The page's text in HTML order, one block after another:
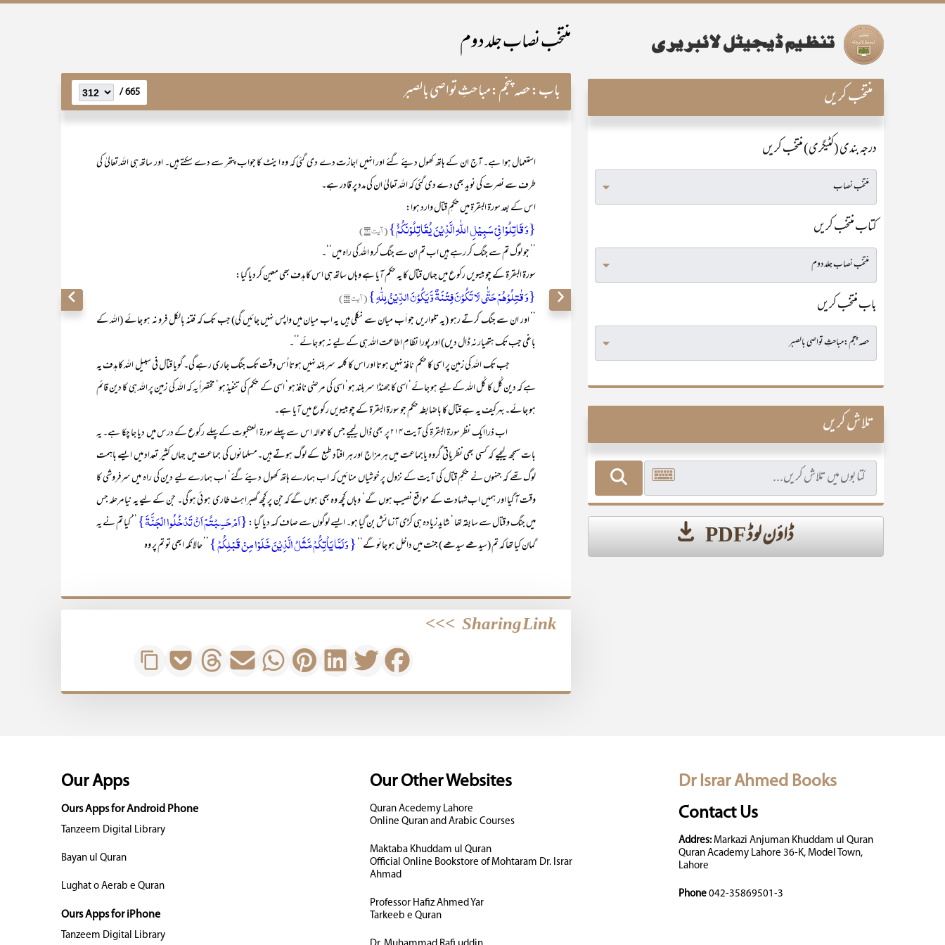
منتخب نصاب جلد دوم
باب:حصہ پنجم:مباحثِ تواصی بالصبر 665 /
استعمال ہوا ہے۔ آج ان کے ہاتھ کھول دیئے گئے اور انہیں اجازت دے دی گئی کہ وہ اینٹ کا جواب پتھر سے دے سکتے ہیں۔ اور ساتھ ہی اللہ تعالیٰ کی
طرف سے نصرت کی نوید بھی دے دی گئی کہ اللہ تعالیٰ ان کی مدد پر قادر ہے۔
اس کے بعد سورۃ البقرۃ میں حکمِ قتال وارد ہوا:
{وَ قَاتِلُوۡا فِیۡ سَبِیۡلِ اللّٰہِ الَّذِیۡنَ یُقَاتِلُوۡنَکُمْۡ}(آیت ۱۹۰)
’’ جو لوگ تم سے جنگ کر رہے ہیں اب تم ان سے جنگ کرو اللہ کی راہ میں‘‘۔
سورۃ البقرۃ کے چوبیسویں رکوع میں جہاں قتال کا یہ حکم آیا ہے وہاں ساتھ ہی اس کا ہدف بھی معین کر دیا گیا:
{وَ قٰتِلُوۡہُمۡ حَتّٰی لَا تَکُوۡنَ فِتۡنَۃٌ وَّ یَکُوۡنَ الدِّیۡنُ لِلّٰہِ }(آیت ۱۹۳)
’’ اور ان سے جنگ کرتے رہو (یہ تلواریں جو اَب میان سے نکلی ہیں یہ اب میان میں واپس نہیں جائیں گی) جب تک کہ فتنہ بالکل فرو نہ ہو جائے (اللہ کے
باغی جب تک ہتھیار نہ ڈال دیں) اور پورا نظامِ اطاعت اللہ ہی کے لیے نہ ہو جائے‘‘۔
جب تک اللہ کی زمین پر اسی کا حکم نافذ نہیں ہوتا اور اس کا کلمہ سربلند نہیں ہوتا اُس وقت تک جنگ جاری رہے گی۔ گویا قتال فی سبیل اللہ کا ہدف یہ
ہے کہ دین کُل کا کُل اللہ کے لیے ہو جائے‘ اسی کا جھنڈا سربلند ہو‘ اسی کی مرضی نافذ ہو‘ اسی کے حکم کی تنفیذ ہو‘ مختصراً یہ کہ اللہ کی زمین پر اللہ ہی کا دین قائم
ہو جائے۔ بہرکیف یہ ہے قتال کا باضابطہ حکم جو سورۃ البقرۃ کے چوبیسویں رکوع میں آیا ہے۔
اب ذراایک نظر سورۃ البقرۃ کی آیت ۲۱۴ پر بھی ڈال لیجیے جس کا حوالہ اس سے پہلے سورۃ العنکبوت کے پہلے رکوع کے درس میں دیا جا چکا ہے۔ یہ
بات سمجھ لیجیے کہ کسی بھی نظریاتی گروہ یاجماعت میں ہر مزاج اور ہر افتادِ طبع کے لوگ ہوتے ہیں۔مسلمانوں کی جماعت میں جہاں کثیر تعداد میں ایسے باہمت
لوگ تھے کہ جنہوں نے حکمِ قتال کی آیت کے نزول پر خوشیاں منائیں کہ اب ہمارے ہاتھ کھول دیئے گئے‘ اب ہمارے لیے دین کی راہ میں سرفروشی کا
وقت آ گیا اور ہمیں اب شہادت کے مواقع نصیب ہوں گے‘ وہاں کچھ وہ بھی ہوں گے کہ جن پر کچھ گھبراہٹ طاری ہو ئی ہو گی۔ جن کے لیے یہ نیا مرحلہ جس
میں جنگ و قتال سے سابقہ تھا ‘ شاید زیادہ ہی کڑی آزمائش بن گیا ہو۔ ایسے لوگوں سے صاف کہہ دیا گیا :{اَمۡ حَسِبۡتُمۡ اَنۡ تَدۡخُلُوا الۡجَنَّۃَ} ’’ کیا تم نے یہ
گمان کیا تھا کہ تم (سیدھے سیدھے ) جنت میں داخل ہو جائو گے‘‘ { وَ لَمَّا یَاۡتِکُمۡ مَّثَلُ الَّذِیۡنَ خَلَوۡا مِنۡ قَبۡلِکُمۡ } ’’ حالانکہ ابھی تو تم پر وہ
Sharing Link
>>>
منتخب کریں
درجہ بندی (کٹیگری) منتخب کریں
کتاب منتخب کریں
باب منتخب کریں
تلاش کریں
ڈاؤن لوڈ PDF
Dr Israr Ahmed Books
Contact Us
Addres:Markazi Anjuman Khuddam ul Quran
Quran Academy Lahore 36-K, Model Town,
Lahore
Phone 042-35869501-3
Our Other Websites
Quran Acedemy Lahore
Online Quran and Arabic Courses
Maktaba Khuddam ul Quran
Official Online Bookstore of Mohtaram Dr. Israr
Ahmad
Professor Hafiz Ahmed Yar
Tarkeeb e Quran
Our Apps
Ours Apps for Android Phone
Tanzeem Digital Library
Bayan ul Quran
Lughat o Aerab e Quran
Ours Apps for iPhone
Tanzeem Digital Library